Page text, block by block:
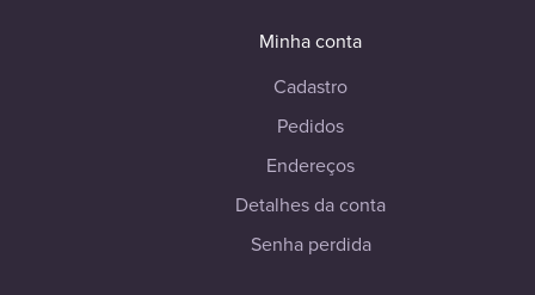
Minha conta
Cadastro
Pedidos
Endereços
Detalhes da conta
Senha perdida